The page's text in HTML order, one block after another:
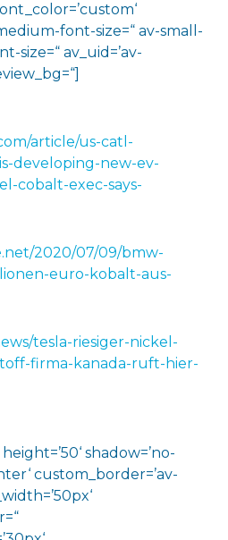
font-size=“ av-small-
size=“ av_uid=’av-
article/us-catl-
developing-new-ev-
cobalt-exec-says-
2020/07/09/bmw-
euro-kobalt-aus-
tesla-riesiger-nickel-
firma-kanada-ruft-hier-
height=’50‘ shadow=’no-
custom_border=’av-